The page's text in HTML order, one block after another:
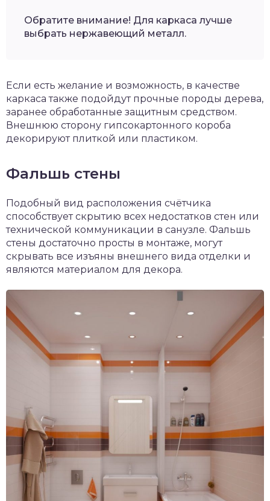
Обратите внимание! Для каркаса лучше
выбрать нержавеющий металл.
Если есть желание и возможность, в качестве
каркаса также подойдут прочные породы дерева,
заранее обработанные защитным средством.
Внешнюю сторону гипсокартонного короба
декорируют плиткой или пластиком.
Фальшь стены
Подобный вид расположения счётчика
способствует скрытию всех недостатков стен или
технической коммуникации в санузле. Фальшь
стены достаточно просты в монтаже, могут
скрывать все изъяны внешнего вида отделки и
являются материалом для декора.